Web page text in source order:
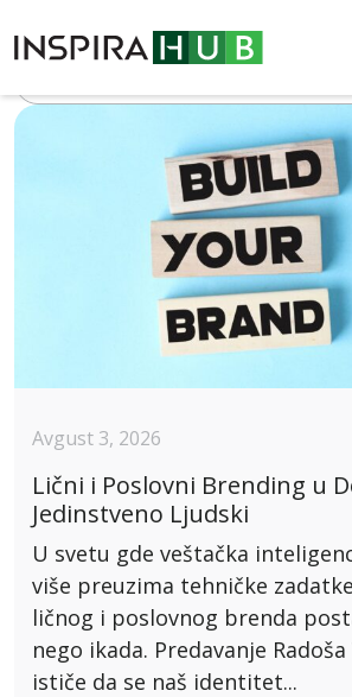
Blog
Avgust 3, 2026
Lični i Poslovni Brending u
Jedinstveno Ljudski
U svetu gde veštačka
više preuzima tehničke
ličnog i poslovnog brenda
nego ikada. Predavanje
ističe da se naš identitet...